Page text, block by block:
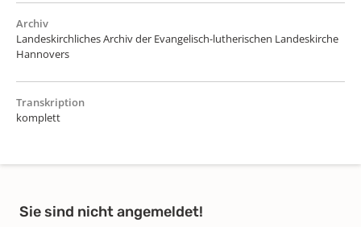
Archiv
Landeskirchliches Archiv der Evangelisch-lutherischen Landeskirche
Hannovers
Transkription
komplett
Sie sind nicht angemeldet!